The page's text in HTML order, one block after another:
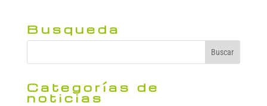
Busqueda
Categorías de
noticias